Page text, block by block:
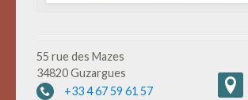
55 rue des Mazes
34820 Guzargues
+33 4 67 59 61 57